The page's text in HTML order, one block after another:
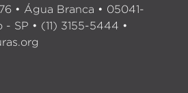
• Água Branca • 05041-
SP • (11) 3155-5444 •